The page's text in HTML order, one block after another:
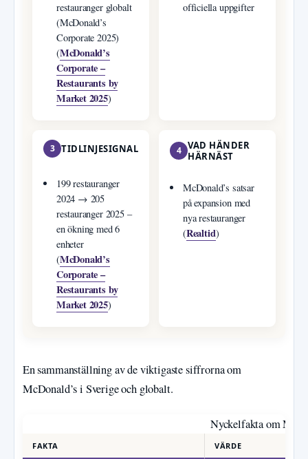
restauranger globalt
(McDonald’s
Corporate 2025)
(McDonald’s
Corporate –
Restaurants by
Market 2025)
officiella uppgifter
3 TIDLINJESIGNAL
199 restauranger
2024 → 205
restauranger 2025 –
en ökning med 6
enheter
(McDonald’s
Corporate –
Restaurants by
Market 2025)
4 VAD HÄNDER
HÄRNÄST
McDonald’s satsar
på expansion med
nya restauranger
(Realtid)
En sammanställning av de viktigaste siffrorna om
McDonald’s i Sverige och globalt.
Nyckelfakta om
FAKTA VÄRDE